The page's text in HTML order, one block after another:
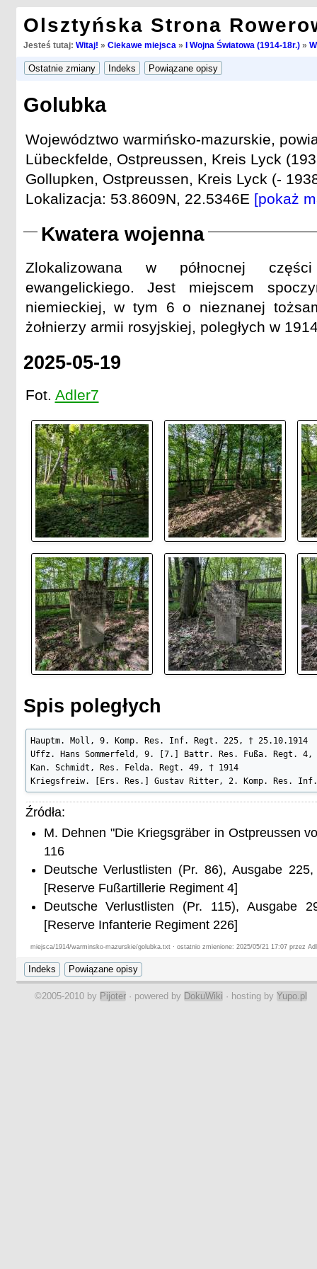
Olsztyńska Strona
Jesteś tutaj: Witaj! » Ciekawe miejsca » I Wojna Światowa (1914-18r.)»
Golubka
Województwo warmińsko-mazurskie,
Lübeckfelde, Ostpreussen, Kreis Lyck
Gollupken, Ostpreussen, Kreis Lyck (-
Lokalizacja: 53.8609N, 22.5346E [pokaż
Kwatera wojenna
Zlokalizowana w północnej
ewangelickiego. Jest miejscem
niemieckiej, w tym 6 o nieznanej
żołnierzy armii rosyjskiej, poległych w
2025-05-19
Fot. Adler7
Spis poległych
Hauptm. Moll, 9. Komp. Res. Inf. Regt. 225, † 25.10.1914
Uffz. Hans Sommerfeld, 9. [7.] Battr. Res. Fußa. Regt. 4,
Kan. Schmidt, Res. Felda. Regt. 49, † 1914
Kriegsfreiw. [Ers. Res.] Gustav Ritter, 2. Komp. Res. Inf.
Źródła:
M. Dehnen "Die Kriegsgräber in Ostpreussen
116
Deutsche Verlustlisten (Pr. 86), Ausgabe
[Reserve Fußartillerie Regiment 4]
Deutsche Verlustlisten (Pr. 115), Ausgabe
[Reserve Infanterie Regiment 226]
miejsca/1914/warminsko-mazurskie/golubka.txt · ostatnio zmienione: 2025/05/21 17:07 przez
©2005-2010 by Pijoter · powered by DokuWiki · hosting by Yupo.pl